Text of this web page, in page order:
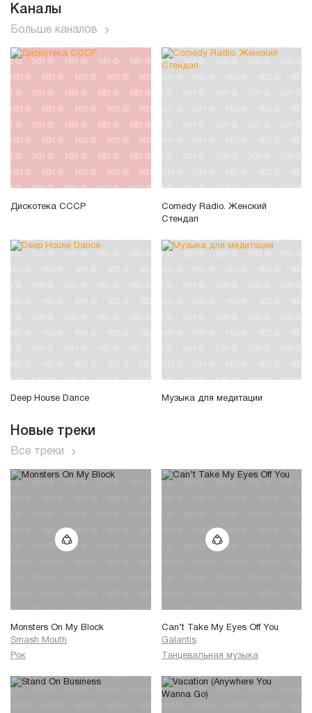
Каналы
Больше каналов
Дискотека СССР
Comedy Radio. Женский
Стендап
Deep House Dance Музыка для медитации
Новые треки
Все треки
Monsters On My Block
Smash Mouth
Рок
Can’t Take My Eyes Off You
Galantis
Танцевальная музыка